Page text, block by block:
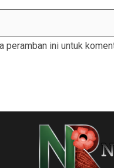
ini untuk